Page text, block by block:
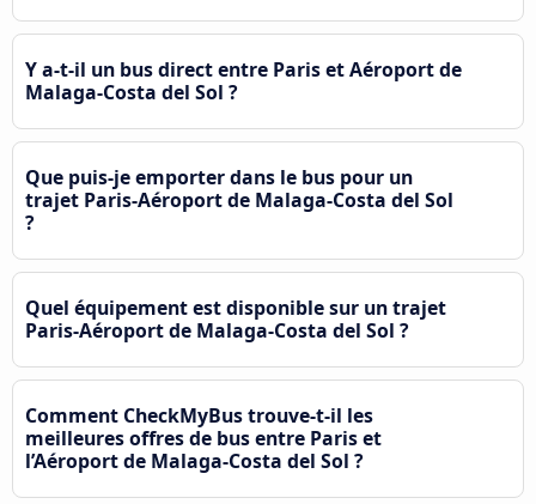
Y a-t-il un bus direct entre Paris et Aéroport de
Malaga-Costa del Sol ?
Que puis-je emporter dans le bus pour un
trajet Paris-Aéroport de Malaga-Costa del Sol
?
Quel équipement est disponible sur un trajet
Paris-Aéroport de Malaga-Costa del Sol ?
Comment CheckMyBus trouve-t-il les
meilleures offres de bus entre Paris et
l’Aéroport de Malaga-Costa del Sol ?